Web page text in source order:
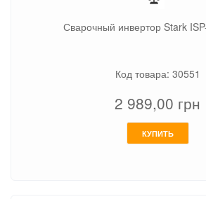
Сварочный инвертор Stark
Код товара: 30551
2 989,00 грн
КУПИТЬ